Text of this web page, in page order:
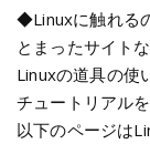
◆Linuxに触れる
とまったサイト
Linuxの道具の使
チュートリアル
以下のページは